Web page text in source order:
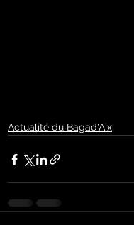
Actualité du Bagad'Aix